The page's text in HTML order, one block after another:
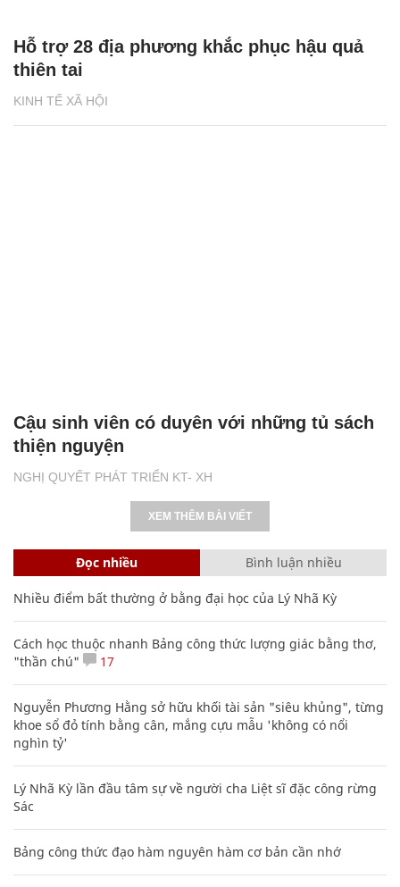
KINH TẾ XÃ HỘI
Hỗ trợ 28 địa phương khắc phục hậu quả
thiên tai
NGHỊ QUYẾT PHÁT TRIỂN KT- XH
Cậu sinh viên có duyên với những tủ sách
thiện nguyện
XEM THÊM BÀI VIẾT
Đọc nhiều Bình luận nhiều
Nhiều điểm bất thường ở bằng đại học của Lý Nhã Kỳ
Cách học thuộc nhanh Bảng công thức lượng giác bằng thơ,
"thần chú"
17
Nguyễn Phương Hằng sở hữu khối tài sản "siêu khủng", từng
khoe sổ đỏ tính bằng cân, mắng cựu mẫu 'không có nổi
nghìn tỷ'
Lý Nhã Kỳ lần đầu tâm sự về người cha Liệt sĩ đặc công rừng
Sác
Bảng công thức đạo hàm nguyên hàm cơ bản cần nhớ